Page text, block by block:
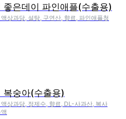
좋은데이 파인애플(수출용)
상과당, 설탕, 구연산, 향료, 파인애플청
복숭아(수출용)
상과당, 정제수, 향료, DL-사과산, 복사